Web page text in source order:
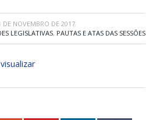
DE NOVEMBRO DE 2017
LEGISLATIVAS, PAUTAS E ATAS DAS SESSÕES